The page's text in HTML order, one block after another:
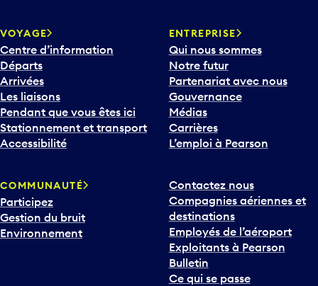
VOYAGE
Centre d’information
Départs
Arrivées
Les liaisons
Pendant que vous êtes ici
Stationnement et transport
Accessibilité
ENTREPRISE
Qui nous sommes
Notre futur
Partenariat avec nous
Gouvernance
Médias
Carrières
L’emploi à Pearson
COMMUNAUTÉ
Participez
Gestion du bruit
Environnement
Contactez nous
Compagnies aériennes et
destinations
Employés de l’aéroport
Exploitants à Pearson
Bulletin
Ce qui se passe